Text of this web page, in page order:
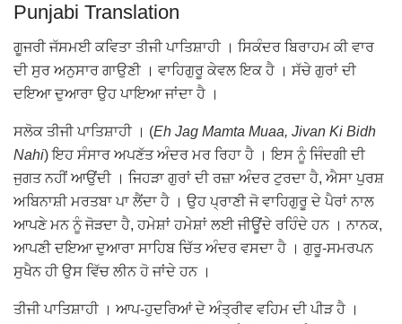
Punjabi Translation
ਗੂਜਰੀ ਜੱਸਮਈ ਕਵਿਤਾ ਤੀਜੀ ਪਾਤਿਸ਼ਾਹੀ । ਸਿਕੰਦਰ ਬਿਰਾਹਮ ਕੀ ਵਾਰ
ਦੀ ਸੁਰ ਅਨੁਸਾਰ ਗਾਉਣੀ । ਵਾਹਿਗੁਰੂ ਕੇਵਲ ਇਕ ਹੈ । ਸੱਚੇ ਗੁਰਾਂ ਦੀ
ਦਇਆ ਦੁਆਰਾ ਉਹ ਪਾਇਆ ਜਾਂਦਾ ਹੈ ।
ਸਲੋਕ ਤੀਜੀ ਪਾਤਿਸ਼ਾਹੀ । (Eh Jag Mamta Muaa, Jivan Ki Bidh
Nahi) ਇਹ ਸੰਸਾਰ ਅਪਣੱਤ ਅੰਦਰ ਮਰ ਰਿਹਾ ਹੈ । ਇਸ ਨੂੰ ਜਿੰਦਗੀ ਦੀ
ਜੁਗਤ ਨਹੀਂ ਆਉਂਦੀ । ਜਿਹੜਾ ਗੁਰਾਂ ਦੀ ਰਜ਼ਾ ਅੰਦਰ ਟੁਰਦਾ ਹੈ, ਐਸਾ ਪੁਰਸ਼
ਅਬਿਨਾਸ਼ੀ ਮਰਤਬਾ ਪਾ ਲੈਂਦਾ ਹੈ । ਉਹ ਪ੍ਰਾਣੀ ਜੋ ਵਾਹਿਗੁਰੂ ਦੇ ਪੈਰਾਂ ਨਾਲ
ਆਪਣੇ ਮਨ ਨੂੰ ਜੋੜਦਾ ਹੈ, ਹਮੇਸ਼ਾਂ ਹਮੇਸ਼ਾਂ ਲਈ ਜੀਊਂਦੇ ਰਹਿੰਦੇ ਹਨ । ਨਾਨਕ,
ਆਪਣੀ ਦਇਆ ਦੁਆਰਾ ਸਾਹਿਬ ਚਿੱਤ ਅੰਦਰ ਵਸਦਾ ਹੈ । ਗੁਰੂ-ਸਮਰਪਨ
ਸੁਖੈਨ ਹੀ ਉਸ ਵਿੱਚ ਲੀਨ ਹੋ ਜਾਂਦੇ ਹਨ ।
ਤੀਜੀ ਪਾਤਿਸ਼ਾਹੀ । ਆਪ-ਹੁਦਰਿਆਂ ਦੇ ਅੰਤ੍ਰੀਵ ਵਹਿਮ ਦੀ ਪੀੜ ਹੈ ।